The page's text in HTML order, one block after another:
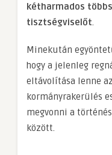
kétharmados
tisztségviselőt
Minekután
hogy a jelenleg
eltávolítása lenne
kormányrakerülés
megvonni a
között.